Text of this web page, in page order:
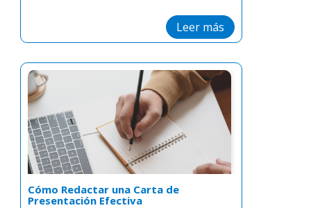
Leer más
Cómo Redactar una Carta de
Presentación Efectiva